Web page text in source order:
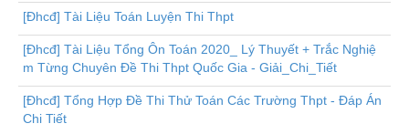
[Đhcđ] Tài Liệu Toán Luyện Thi Thpt
[Đhcđ] Tài Liệu Tổng Ôn Toán 2020_ Lý Thuyết + Trắc Nghiệ
m Từng Chuyên Đề Thi Thpt Quốc Gia - Giải_Chi_Tiết
[Đhcđ] Tổng Hợp Đề Thi Thử Toán Các Trường Thpt - Đáp Án
Chi Tiết